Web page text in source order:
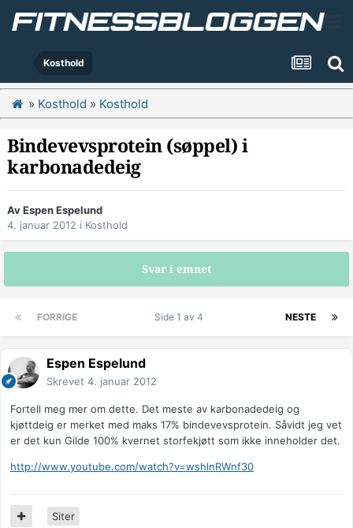
Kosthold
» Kosthold » Kosthold
Bindevevsprotein (søppel) i
karbonadedeig
AvEspen Espelund
4. januar 2012 i Kosthold
Svar i emnet
FORRIGE NESTE
Side 1 av 4
Espen Espelund
Skrevet 4. januar 2012
Fortell meg mer om dette. Det meste av karbonadedeig og
kjøttdeig er merket med maks 17% bindevevsprotein. Såvidt jeg vet
er det kun Gilde 100% kvernet storfekjøtt som ikke inneholder det.
http://www.youtube.com/watch?v=wshlnRWnf30
Siter